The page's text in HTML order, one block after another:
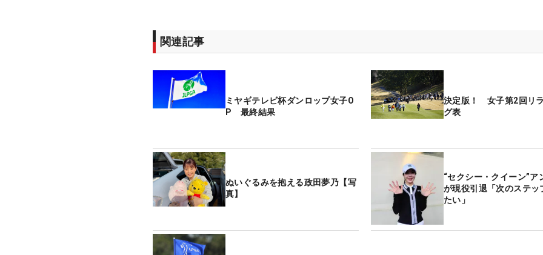
関連記事
ミヤギテレビ杯ダンロップ女子O
P 最終結果
決定版！ 女子第2回リ
グ表
ぬいぐるみを抱える政田夢乃【写
真】
“セクシー・クイーン”ア
が現役引退「次のステッ
たい」